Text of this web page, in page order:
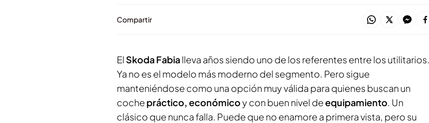
Compartir
El Skoda Fabialleva años siendo uno de los referentes entre los utilitarios.
Ya no es el modelo más moderno del segmento. Pero sigue
manteniéndose como una opción muy válida para quienes buscan un
coche práctico, económicoy con buen nivel deequipamiento. Un
clásico que nunca falla. Puede que no enamore a primera vista, pero su